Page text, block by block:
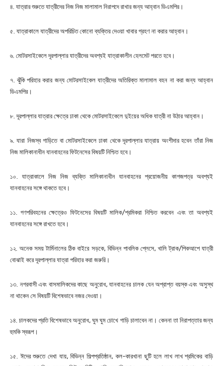
৪. যাত্রার শুরুতে যাত্রীদের নিজ নিজ মালামাল নিরাপদে রাখার জন্য আহ্বান ডিএমপির।
৫. যাত্রাকালে যাত্রীদের অপরিচিত কোনো ব্যক্তির দেওয়া খাবার গ্রহণ না করার আহ্বান।
৬. মোটরসাইকেলে দূরপাল্লার যাত্রীদের অবশ্যই যাত্রাকালীন হেলমেট পরতে হবে।
৭. ঝুঁকি পরিহার করার জন্য মোটরসাইকেল যাত্রীদের অতিরিক্ত মালামাল বহন না করা জন্য আহ্বান
ডিএমপির।
৮. দূরপাল্লার যাত্রার ক্ষেত্রে ঢাকা থেকে মোটরসাইকেলে দুইয়ের অধিক যাত্রী না উঠার আহ্বান।
৯. যারা নিজস্ব গাড়িতে বা মোটরসাইকেলে ঢাকা থেকে দূরপাল্লার যাত্রায় অংশীদার হবেন তাঁরা নিজ
নিজ মালিকানাধীন যানবাহনের ফিটনেসের বিষয়টি নিশ্চিত হবে।
১০. যাত্রাকালে নিজ নিজ ব্যক্তি মালিকানাধীন যানবাহনের প্রয়োজনীয় কাগজপত্র অবশ্যই
যানবাহনের সঙ্গে থাকতে হবে।
১১. গণপরিবহনের ক্ষেত্রেও ফিটনেসের বিষয়টি মালিক/শ্রমিকরা নিশ্চিত করবেন এবং তা অবশ্যই
যানবাহনের সঙ্গে রাখতে হবে।
১২. অনেক সময় টার্মিনালের ঠিক বাইরে সড়কে, বিভিন্ন পাবলিক প্লেসে, খালি ট্রাক/পিকআপে যাত্রী
বোঝাই করে দূরপাল্লার যাত্রা পরিহার করা জরুরি।
১৩. নগরবাসী এবং বাসমালিকদের কাছে অনুরোধ, যানবাহনের চালক যেন অপ্রাপ্ত বয়স্ক এবং অসুস্থ
না থাকেন সে বিষয়টি বিশেষভাবে নজর দেওয়া।
১৪. চালকদের প্রতি বিশেষভাবে অনুরোধ, ঘুম ঘুম চোখে গাড়ি চালাবেন না। কেননা তা নিরাপত্তার জন্য
হুমকি স্বরূপ।
১৫. ঈদের শুরুতে দেখা যায়, বিভিন্ন শিল্পপ্রতিষ্ঠান, কল-কারখানা ছুটি হলে লাখ লাখ শ্রমিকের বাড়ি